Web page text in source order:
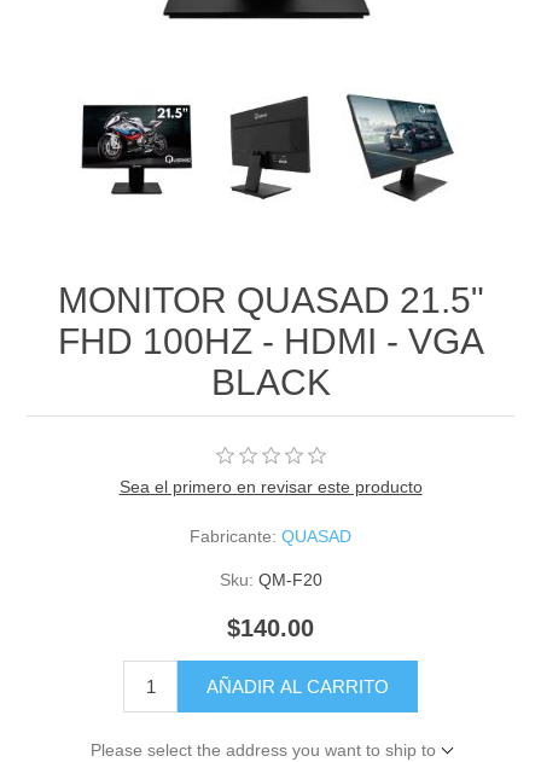
MONITOR QUASAD 21.5"
FHD 100HZ - HDMI - VGA
BLACK
Sea el primero en revisar este producto
Fabricante: QUASAD
Sku: QM-F20
$140.00
AÑADIR AL CARRITO
Please select the address you want to ship to